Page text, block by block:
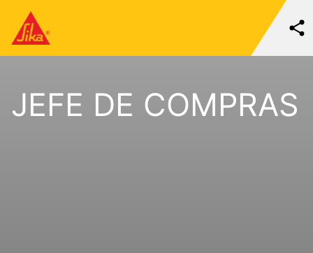
JEFE DE COMPRAS